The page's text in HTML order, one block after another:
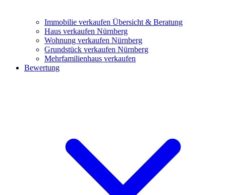
Immobilie verkaufen Übersicht & Beratung
Haus verkaufen Nürnberg
Wohnung verkaufen Nürnberg
Grundstück verkaufen Nürnberg
Mehrfamilienhaus verkaufen
Bewertung